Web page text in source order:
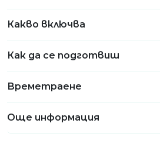
Какво включва
Как да се подготвиш
Времетраене
Още информация